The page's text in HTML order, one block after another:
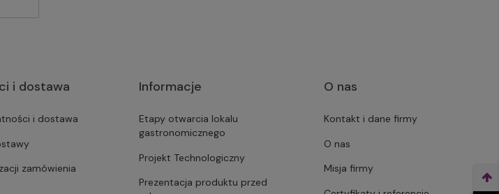
i dostawa
i dostawa
zamówienia
Informacje
Etapy otwarcia lokalu
gastronomicznego
Projekt Technologiczny
Prezentacja produktu przed
O nas
Kontakt i dane firmy
O nas
Misja firmy